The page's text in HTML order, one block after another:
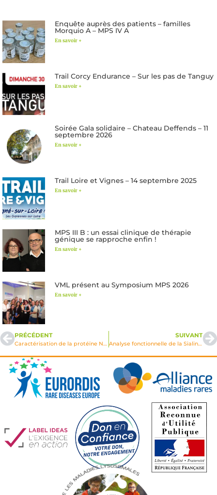
Enquête auprès des patients – familles
Morquio A – MPS IV A
En savoir +
Trail Corcy Endurance – Sur les pas de Tanguy
En savoir +
Soirée Gala solidaire – Chateau Deffends – 11
septembre 2026
En savoir +
Trail Loire et Vignes – 14 septembre 2025
En savoir +
MPS III B : un essai clinique de thérapie
génique se rapproche enfin !
En savoir +
VML présent au Symposium MPS 2026
En savoir +
PRÉCÉDENT
Caractérisation de la protéïne NPC2
SUIVANT
Analyse fonctionnelle de la Sialine, protéïne défectueuse dans les maladies de surchage en acide sialique